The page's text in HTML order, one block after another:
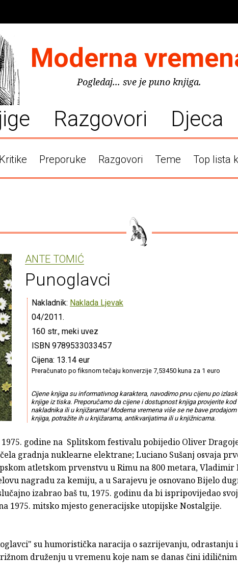
Moderna
Pogledaj... sve je puno knjiga.
Razgovori Djeca
Kritike Preporuke Razgovori Teme Top lista
ANTE TOMIĆ
Punoglavci
Nakladnik: Naklada Ljevak
04/2011.
160 str., meki uvez
ISBN 9789533033457
Cijena: 13.14 eur
Preračunato po fiksnom tečaju konverzije 7,53450 kuna za 1 euro
Cijene knjiga su informativnog karaktera, navodimo prvu cijenu po
knjige iz tiska. Preporučamo da cijene i dostupnost knjiga provjerite kod
nakladnika ili u knjižarama! Moderna vremena više se ne bave prodajom
knjiga, potražite ih u knjižarama, antikvarijatima ili u knjižnicama.
1975. godine na Splitskom festivalu pobijedio Oliver
gradnja nuklearne elektrane; Luciano Sušanj osvaja
atletskom prvenstvu u Rimu na 800 metara, Vladimir
nagradu za kemiju, a u Sarajevu je osnovano Bijelo
izabrao baš tu, 1975. godinu da bi ispripovijedao
1975. mitsko mjesto generacijske utopijske Nostalgije.
su humoristička naracija o sazrijevanju, odrastanju
druženju u vremenu koje nam se danas čini